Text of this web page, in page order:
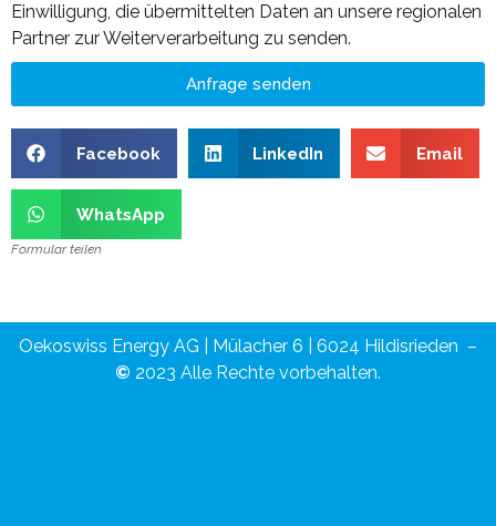
Einwilligung, die übermittelten Daten an unsere regionalen
Partner zur Weiterverarbeitung zu senden.
Anfrage senden
Facebook LinkedIn Email
WhatsApp
Formular teilen
Oekoswiss Energy AG | Mülacher 6 | 6024 Hildisrieden –
© 2023 Alle Rechte vorbehalten.